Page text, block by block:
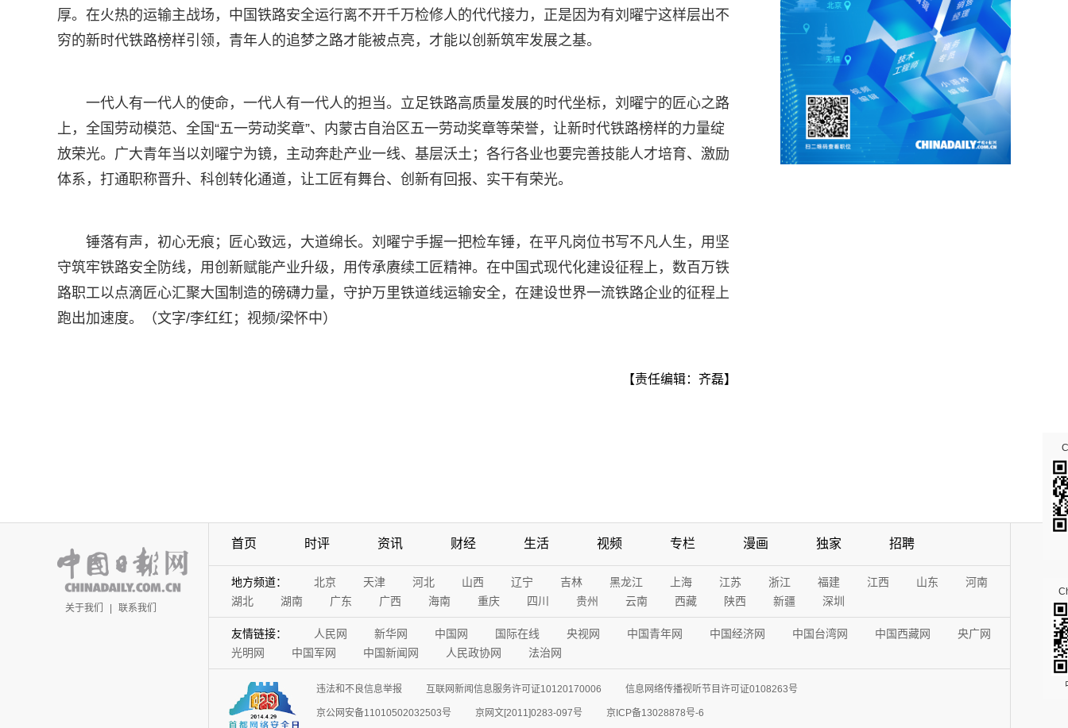
厚。在火热的运输主战场，中国铁路安全运行离不开千万检修人的代代接力，正是因为有刘曜宁这样层出不
穷的新时代铁路榜样引领，青年人的追梦之路才能被点亮，才能以创新筑牢发展之基。
一代人有一代人的使命，一代人有一代人的担当。立足铁路高质量发展的时代坐标，刘曜宁的匠心之路
上，全国劳动模范、全国“五一劳动奖章”、内蒙古自治区五一劳动奖章等荣誉，让新时代铁路榜样的力量绽
放荣光。广大青年当以刘曜宁为镜，主动奔赴产业一线、基层沃土；各行各业也要完善技能人才培育、激励
体系，打通职称晋升、科创转化通道，让工匠有舞台、创新有回报、实干有荣光。
锤落有声，初心无痕；匠心致远，大道绵长。刘曜宁手握一把检车锤，在平凡岗位书写不凡人生，用坚
守筑牢铁路安全防线，用创新赋能产业升级，用传承赓续工匠精神。在中国式现代化建设征程上，数百万铁
路职工以点滴匠心汇聚大国制造的磅礴力量，守护万里铁道线运输安全，在建设世界一流铁路企业的征程上
跑出加速度。（文字/李红红；视频/梁怀中）
【责任编辑：齐磊】
关于我们 | 联系我们
首页 时评 资讯 财经 生活 视频 专栏 漫画 独家 招聘
地方频道： 北京 天津 河北 山西 辽宁 吉林 黑龙江 上海 江苏 浙江 福建 江西 山东
河南
湖北
湖南 广东 广西 海南 重庆 四川 贵州 云南 西藏 陕西 新疆 深圳
友情链接： 人民网 新华网 中国网 国际在线 央视网 中国青年网 中国经济网 中国台湾网 中国西藏网
央广网
光明网
中国军网 中国新闻网 人民政协网 法治网
违法和不良信息举报 互联网新闻信息服务许可证10120170006 信息网络传播视听节目许可证0108263号
京公网安备11010502032503号 京网文[2011]0283-097号 京ICP备13028878号-6